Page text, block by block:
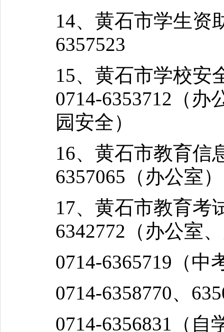
14、黄石市学生资
6357523
15、黄石市学校安
0714-6353712（
园安全）
16、黄石市教育信
6357065（办公室）
17、黄石市教育考
6342772（办公室
0714-6365719（中
0714-6358770、
0714-6356831（